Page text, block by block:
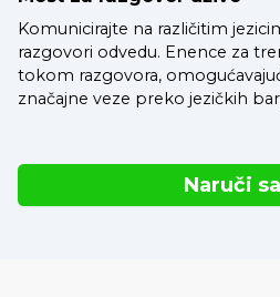
Komunicirajte na različitim
razgovori odvedu. Enence za
tokom razgovora,
značajne veze preko jezičkih
Naruči